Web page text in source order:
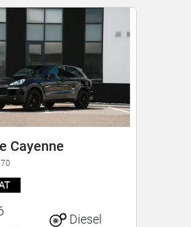
Cayenne
Diesel